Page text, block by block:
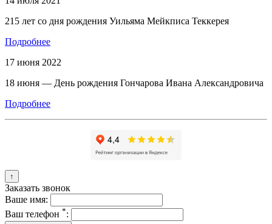
215 лет со дня рождения Уильяма Мейкписа Теккерея
Подробнее
17 июня 2022
18 июня — День рождения Гончарова Ивана Александровича
Подробнее
↑
Заказать звонок
Ваше имя:
Ваш телефон *: